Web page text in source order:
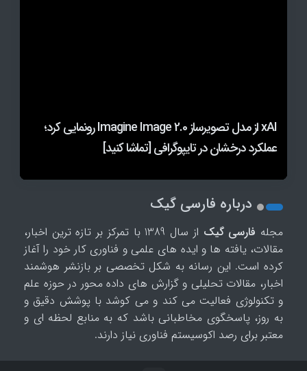
xAI از مدل تصویرساز Imagine Image 2.0 رونمایی کرد؛
عملکرد درخشان در تایپوگرافی [تماشا کنید]
اپل در چین امکان اتصال مک به هوش مصنوعی Qwen
علی‌بابا را فراهم کرد
تحولی در پیش‌بینی توفندها؛ گوگل مدل جدید
WeatherNext را برای تحلیل آب‌وهوا معرفی کرد
روبات ها به جنگ میکروپلاستیک در خاک و آب می روند
درباره فارسی گیک
مجله فارسی گیک
از سال 1389 با تمرکز بر تازه ترین اخبار،
مقالات، یافته ها و ایده های علمی و فناوری کار خود را آغاز
کرده است. این رسانه به شکل تخصصی بر بازنشر هوشمند
اخبار، مقالات تحلیلی و گزارش های داده محور در حوزه علم
و تکنولوژی فعالیت می کند و می کوشد با پوشش دقیق و
به روز، پاسخگوی مخاطبانی باشد که به منابع لحظه ای و
معتبر برای رصد اکوسیستم فناوری نیاز دارند.